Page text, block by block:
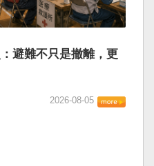
避難不只是撤離，更
2026-08-05